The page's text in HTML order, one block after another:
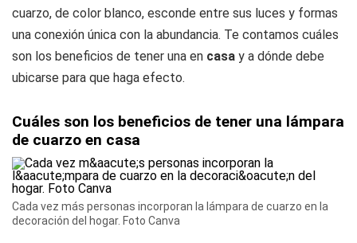
cuarzo, de color blanco, esconde entre sus luces y formas
una conexión única con la abundancia. Te contamos cuáles
son los beneficios de tener una en casa y a dónde debe
ubicarse para que haga efecto.
Cuáles son los beneficios de tener una lámpara
de cuarzo en casa
Cada vez más personas incorporan la lámpara de cuarzo en la
decoración del hogar. Foto Canva